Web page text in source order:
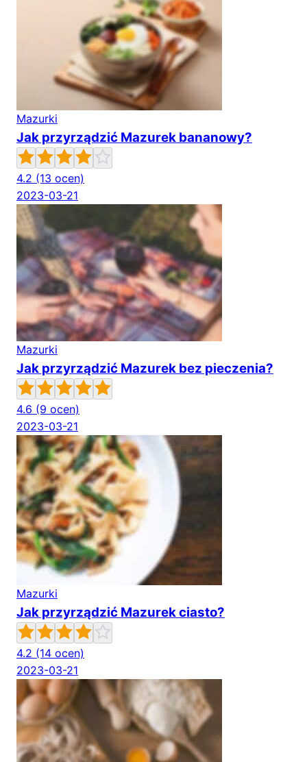
Mazurki
Jak przyrządzić Mazurek bananowy?
4.2 (13 ocen)
2023-03-21
Mazurki
Jak przyrządzić Mazurek bez pieczenia?
4.6 (9 ocen)
2023-03-21
Mazurki
Jak przyrządzić Mazurek ciasto?
4.2 (14 ocen)
2023-03-21